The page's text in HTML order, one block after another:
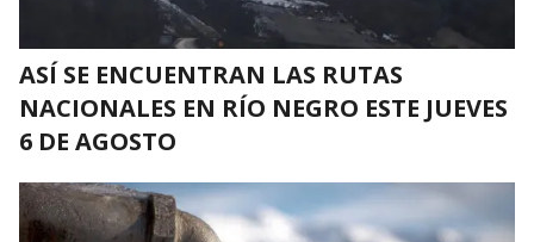
ASÍ SE ENCUENTRAN LAS RUTAS
NACIONALES EN RÍO NEGRO ESTE JUEVES
6 DE AGOSTO